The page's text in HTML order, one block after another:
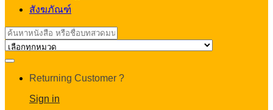
สังฆภัณฑ์
Search
for:
Returning Customer ?
Sign in